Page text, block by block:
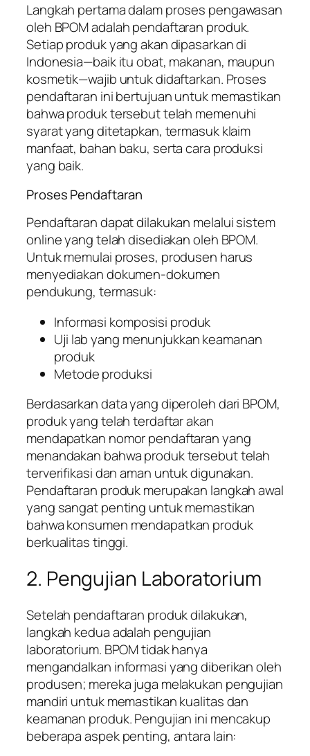
Langkah pertama dalam proses pengawasan
oleh BPOM adalah pendaftaran produk.
Setiap produk yang akan dipasarkan di
Indonesia—baik itu obat, makanan, maupun
kosmetik—wajib untuk didaftarkan. Proses
pendaftaran ini bertujuan untuk memastikan
bahwa produk tersebut telah memenuhi
syarat yang ditetapkan, termasuk klaim
manfaat, bahan baku, serta cara produksi
yang baik.
Proses Pendaftaran
Pendaftaran dapat dilakukan melalui sistem
online yang telah disediakan oleh BPOM.
Untuk memulai proses, produsen harus
menyediakan dokumen-dokumen
pendukung, termasuk:
Informasi komposisi produk
Uji lab yang menunjukkan keamanan
produk
Metode produksi
Berdasarkan data yang diperoleh dari BPOM,
produk yang telah terdaftar akan
mendapatkan nomor pendaftaran yang
menandakan bahwa produk tersebut telah
terverifikasi dan aman untuk digunakan.
Pendaftaran produk merupakan langkah awal
yang sangat penting untuk memastikan
bahwa konsumen mendapatkan produk
berkualitas tinggi.
2. Pengujian Laboratorium
Setelah pendaftaran produk dilakukan,
langkah kedua adalah pengujian
laboratorium. BPOM tidak hanya
mengandalkan informasi yang diberikan oleh
produsen; mereka juga melakukan pengujian
mandiri untuk memastikan kualitas dan
keamanan produk. Pengujian ini mencakup
beberapa aspek penting, antara lain: